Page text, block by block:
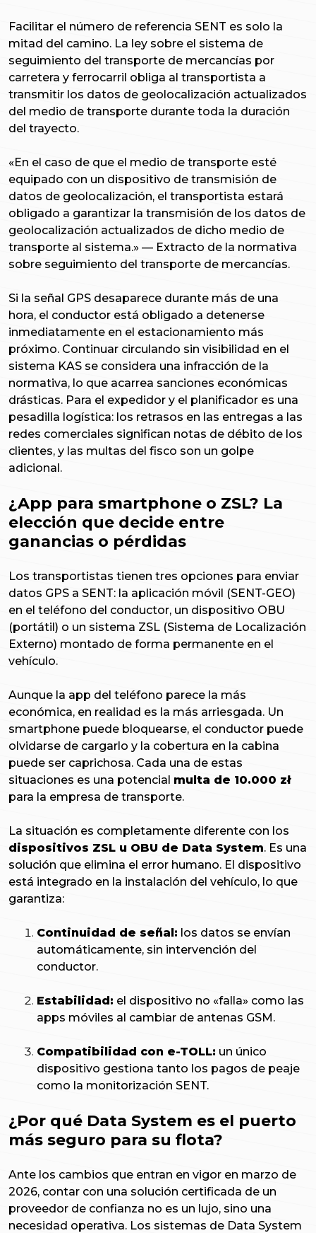
Facilitar el número de referencia SENT es solo la
mitad del camino. La ley sobre el sistema de
seguimiento del transporte de mercancías por
carretera y ferrocarril obliga al transportista a
transmitir los datos de geolocalización actualizados
del medio de transporte durante toda la duración
del trayecto.
«En el caso de que el medio de transporte esté
equipado con un dispositivo de transmisión de
datos de geolocalización, el transportista estará
obligado a garantizar la transmisión de los datos de
geolocalización actualizados de dicho medio de
transporte al sistema.» — Extracto de la normativa
sobre seguimiento del transporte de mercancías.
Si la señal GPS desaparece durante más de una
hora, el conductor está obligado a detenerse
inmediatamente en el estacionamiento más
próximo. Continuar circulando sin visibilidad en el
sistema KAS se considera una infracción de la
normativa, lo que acarrea sanciones económicas
drásticas. Para el expedidor y el planificador es una
pesadilla logística: los retrasos en las entregas a las
redes comerciales significan notas de débito de los
clientes, y las multas del fisco son un golpe
adicional.
¿App para smartphone o ZSL? La
elección que decide entre
ganancias o pérdidas
Los transportistas tienen tres opciones para enviar
datos GPS a SENT: la aplicación móvil (SENT-GEO)
en el teléfono del conductor, un dispositivo OBU
(portátil) o un sistema ZSL (Sistema de Localización
Externo) montado de forma permanente en el
vehículo.
Aunque la app del teléfono parece la más
económica, en realidad es la más arriesgada. Un
smartphone puede bloquearse, el conductor puede
olvidarse de cargarlo y la cobertura en la cabina
puede ser caprichosa. Cada una de estas
situaciones es una potencial multa de 10.000 zł
para la empresa de transporte.
La situación es completamente diferente con los
dispositivos ZSL u OBU de Data System. Es una
solución que elimina el error humano. El dispositivo
está integrado en la instalación del vehículo, lo que
garantiza:
Continuidad de señal: los datos se envían
automáticamente, sin intervención del
conductor.
Estabilidad: el dispositivo no «falla» como las
apps móviles al cambiar de antenas GSM.
Compatibilidad con e-TOLL: un único
dispositivo gestiona tanto los pagos de peaje
como la monitorización SENT.
¿Por qué Data System es el puerto
más seguro para su flota?
Ante los cambios que entran en vigor en marzo de
2026, contar con una solución certificada de un
proveedor de confianza no es un lujo, sino una
necesidad operativa. Los sistemas de Data System